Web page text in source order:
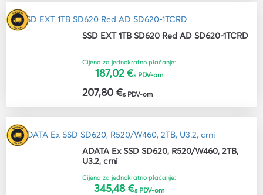
SSD EXT 1TB SD620 Red AD SD620-1TCRD
Cijena za jednokratno plaćanje:
187,02 €s PDV-om
207,80 €s PDV-om
ADATA Ex SSD SD620, R520/W460, 2TB,
U3.2, crni
Cijena za jednokratno plaćanje:
345,48 €s PDV-om